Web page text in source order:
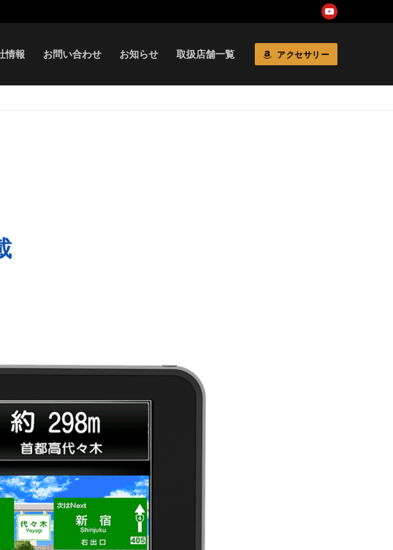
情報 お問い合わせ お知らせ 取扱店舗一覧 アクセサリー